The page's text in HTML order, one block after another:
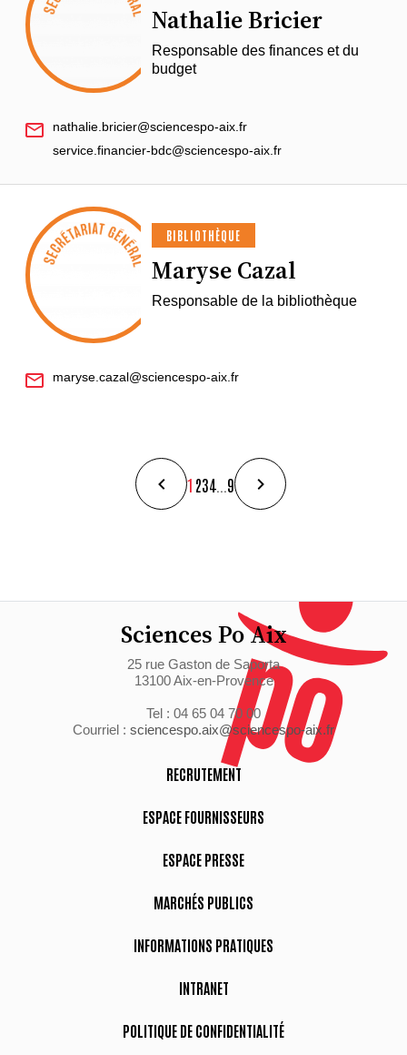
Nathalie Bricier
Responsable des finances et du
budget
nathalie.bricier@sciencespo-aix.fr
service.financier-bdc@sciencespo-aix.fr
BIBLIOTHÈQUE
Maryse Cazal
Responsable de la bibliothèque
maryse.cazal@sciencespo-aix.fr
1 234 9
Sciences Po Aix
25 rue Gaston de Saporta
13100 Aix-en-Provence
Tel : 04 65 04 70 00
Courriel : sciencespo.aix@sciencespo-aix.fr
RECRUTEMENT
ESPACE FOURNISSEURS
ESPACE PRESSE
MARCHÉS PUBLICS
INFORMATIONS PRATIQUES
INTRANET
POLITIQUE DE CONFIDENTIALITÉ